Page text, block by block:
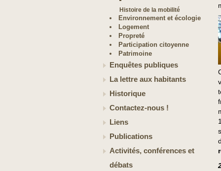
Histoire de la mobilité
Environnement et écologie
Logement
Propreté
Participation citoyenne
Patrimoine
Enquêtes publiques
La lettre aux habitants
Historique
Contactez-nous !
Liens
Publications
Activités, conférences et
débats